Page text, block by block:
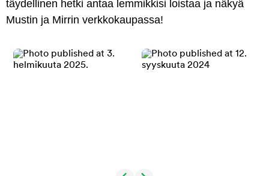
täydellinen hetki antaa lemmikkisi loistaa ja näkyä
Mustin ja Mirrin verkkokaupassa!